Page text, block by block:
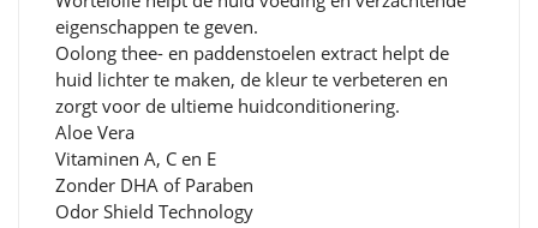
eigenschappen te geven.
Oolong thee- en paddenstoelen extract helpt de
huid lichter te maken, de kleur te verbeteren en
zorgt voor de ultieme huidconditionering.
Aloe Vera
Vitaminen A, C en E
Zonder DHA of Paraben
Odor Shield Technology